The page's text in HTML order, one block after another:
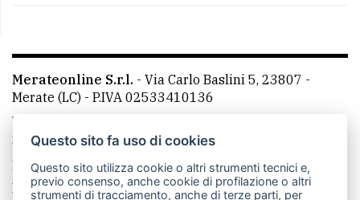
Merateonline S.r.l. - Via Carlo Baslini 5, 23807 -
Merate (LC) - P.IVA 02533410136
Telefono:
mail: redazione@merateonline.it
La redazione
CasateOnline LeccoOnline
RSS
Made by VIP
Questo sito fa uso di cookies
Questo sito utilizza cookie o altri strumenti tecnici e,
previo consenso, anche cookie di profilazione o altri
strumenti di tracciamento, anche di terze parti, per